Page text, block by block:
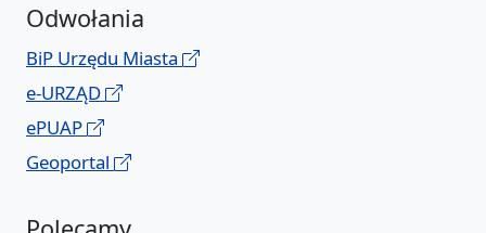
Odwołania
BiP Urzędu Miasta
e-URZĄD
ePUAP
Geoportal